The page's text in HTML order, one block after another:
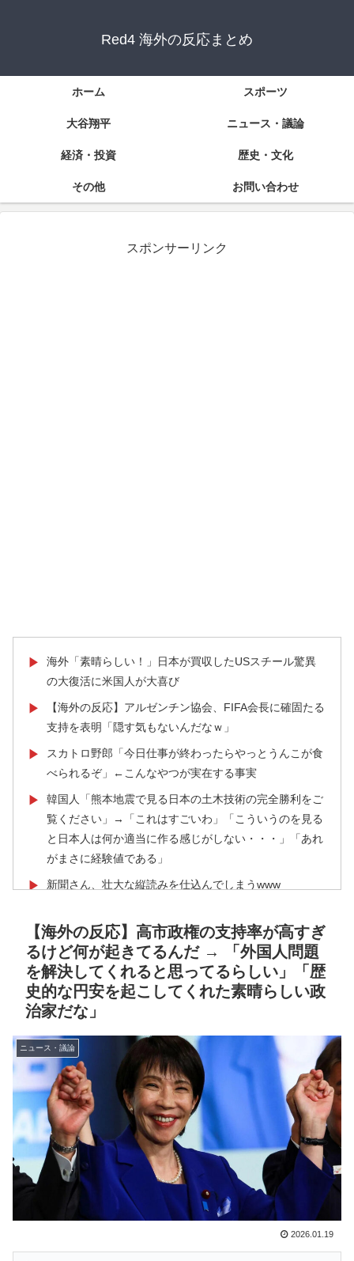
Red4 海外の反応まとめ
ホーム スポーツ
大谷翔平 ニュース・議論
経済・投資 歴史・文化
その他 お問い合わせ
スポンサーリンク
▶
海外「素晴らしい！」日本が買収したUSスチール驚異
の大復活に米国人が大喜び
▶
【海外の反応】アルゼンチン協会、FIFA会長に確固たる
支持を表明「隠す気もないんだなｗ」
▶
スカトロ野郎「今日仕事が終わったらやっとうんこが食
べられるぞ」←こんなやつが実在する事実
▶
韓国人「熊本地震で見る日本の土木技術の完全勝利をご
覧ください」→「これはすごいわ」「こういうのを見る
と日本人は何か適当に作る感じがしない・・・」「あれ
がまさに経験値である」
▶ 新聞さん、壮大な縦読みを仕込んでしまうwww
レビ番組が最新SNSの数十年先を行っていたと話題に
▶
韓国人「日本メディアが大型台風13号が急カーブで韓国
方面に向かって来ると予報！」→「予想外の進路‥」
▶ 海外の反応：熊本の病院で手術中に熊本地震が発生、大
絶賛
▶ 海外「海外発祥なのに、今では日本で定着してるものっ
て何？その逆も教えて！」（海外の反応）
▶ フランス人「欲張りすぎだ」中村敬斗、ランス残留の可
能性を会長が示唆！移籍金が交渉の壁に..現地サポの本
音がこれ！【海外の反応】
▶
韓国人「フランスの有力紙も大韓サッカー協会前代未聞
の不祥事を詳細に報道！」→「国際的スキャンダルに発
展してしまう‥」
▶
【海外の反応】高市政権の支持率が高すぎ
るけど何が起きてるんだ → 「外国人問題
を解決してくれると思ってるらしい」「歴
史的な円安を起こしてくれた素晴らしい政
治家だな」
ニュース・議論
2026.01.19